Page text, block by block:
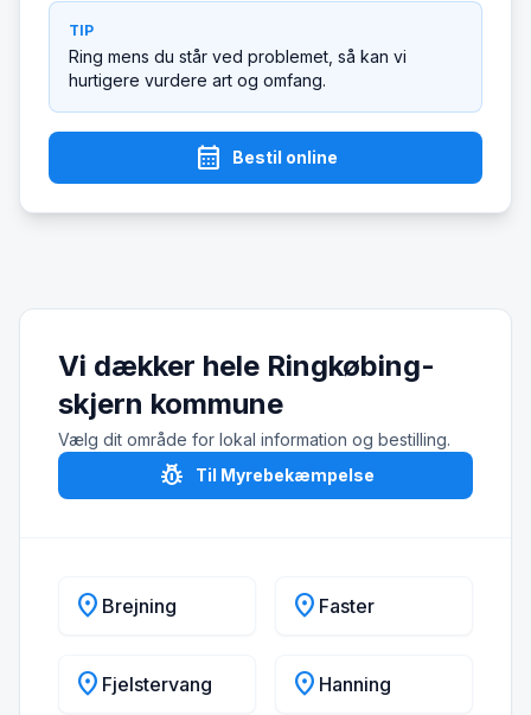
TIP
Ring mens du står ved problemet, så kan vi
hurtigere vurdere art og omfang.
calendar_month Bestil online
Vi dækker hele Ringkøbing-
skjern kommune
Vælg dit område for lokal information og bestilling.
pest_control Til Myrebekæmpelse
location_on Brejning location_on Faster
location_on Fjelstervang location_on Hanning